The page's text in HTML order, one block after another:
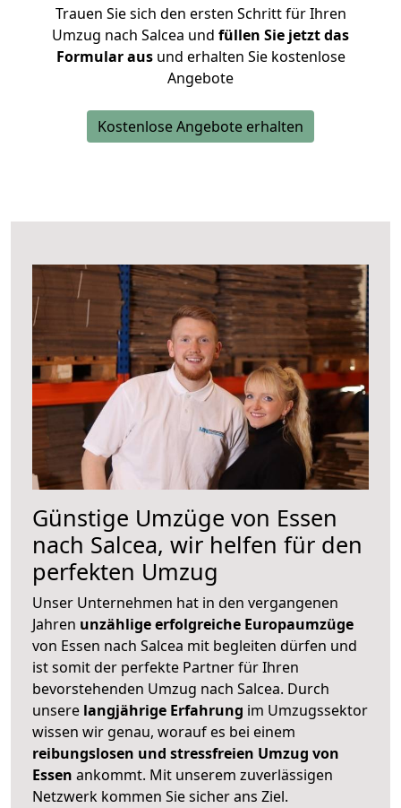
Trauen Sie sich den ersten Schritt für Ihren
Umzug nach Salcea und füllen Sie jetzt das
Formular ausund erhalten Sie kostenlose
Angebote
Kostenlose Angebote erhalten
Günstige Umzüge von Essen
nach Salcea, wir helfen für den
perfekten Umzug
Unser Unternehmen hat in den vergangenen
Jahren unzählige erfolgreiche Europaumzüge
von Essen nach Salcea mit begleiten dürfen und
ist somit der perfekte Partner für Ihren
bevorstehenden Umzug nach Salcea. Durch
unsere langjährige Erfahrung im Umzugssektor
wissen wir genau, worauf es bei einem
reibungslosen und stressfreien Umzug von
Essen ankommt. Mit unserem zuverlässigen
Netzwerk kommen Sie sicher ans Ziel.